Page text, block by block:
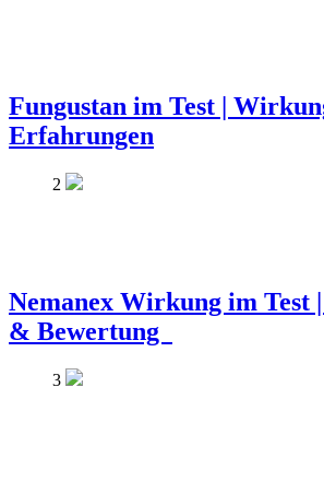
Fungustan im Test |
Erfahrungen
2
Nemanex Wirkung im Test
& Bewertung
3